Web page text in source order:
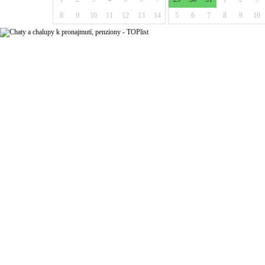
8
9 10 11 12 13 14
5
6 7 8 9 10